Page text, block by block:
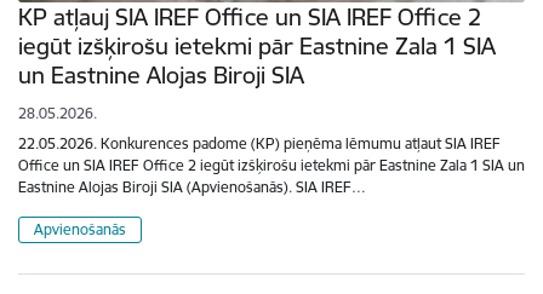
KP atļauj SIA IREF Office un SIA IREF Office 2
iegūt izšķirošu ietekmi pār Eastnine Zala 1 SIA
un Eastnine Alojas Biroji SIA
28.05.2026.
22.05.2026. Konkurences padome (KP) pieņēma lēmumu atļaut SIA IREF
Office un SIA IREF Office 2 iegūt izšķirošu ietekmi pār Eastnine Zala 1 SIA un
Eastnine Alojas Biroji SIA (Apvienošanās). SIA IREF…
Apvienošanās